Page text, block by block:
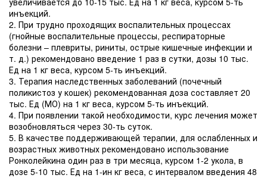
инъекций.
2. При трудно проходящих воспалительных процессах
(гнойные воспалительные процессы, респираторные
болезни – плевриты, риниты, острые кишечные инфекции и
т. д.) рекомендовано введение 1 раз в сутки, дозы 10 тыс.
Ед на 1 кг веса, курсом 5-ть инъекций.
3. Терапия наследственных заболеваний (почечный
поликистоз у кошек) рекомендованная доза составляет 20
тыс. Ед (МО) на 1 кг веса, курсом 5-ть инъекций.
4. При появлении такой необходимости, курс лечения может
возобновляться через 30-ть суток.
5. В качестве поддерживающей терапии, для ослабленных и
возрастных животных рекомендовано использование
Ронколейкина один раз в три месяца, курсом 1-2 укола, в
дозе 5-10 тыс. Ед на 1-ин кг веса, с интервалом введения 48